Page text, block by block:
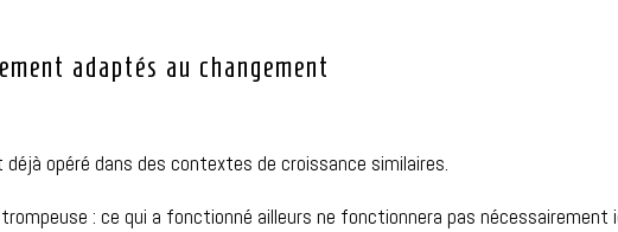
adaptés au changement
opéré dans des contextes de croissance similaires.
trompeuse: ce qui a fonctionné ailleurs ne fonctionnera pas nécessairement